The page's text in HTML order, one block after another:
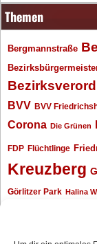
Themen
Bergmannstraße
BVV BVV
Corona Die Grünen
FDP Flüchtlinge
Kreuzberg
Görlitzer Park Halina